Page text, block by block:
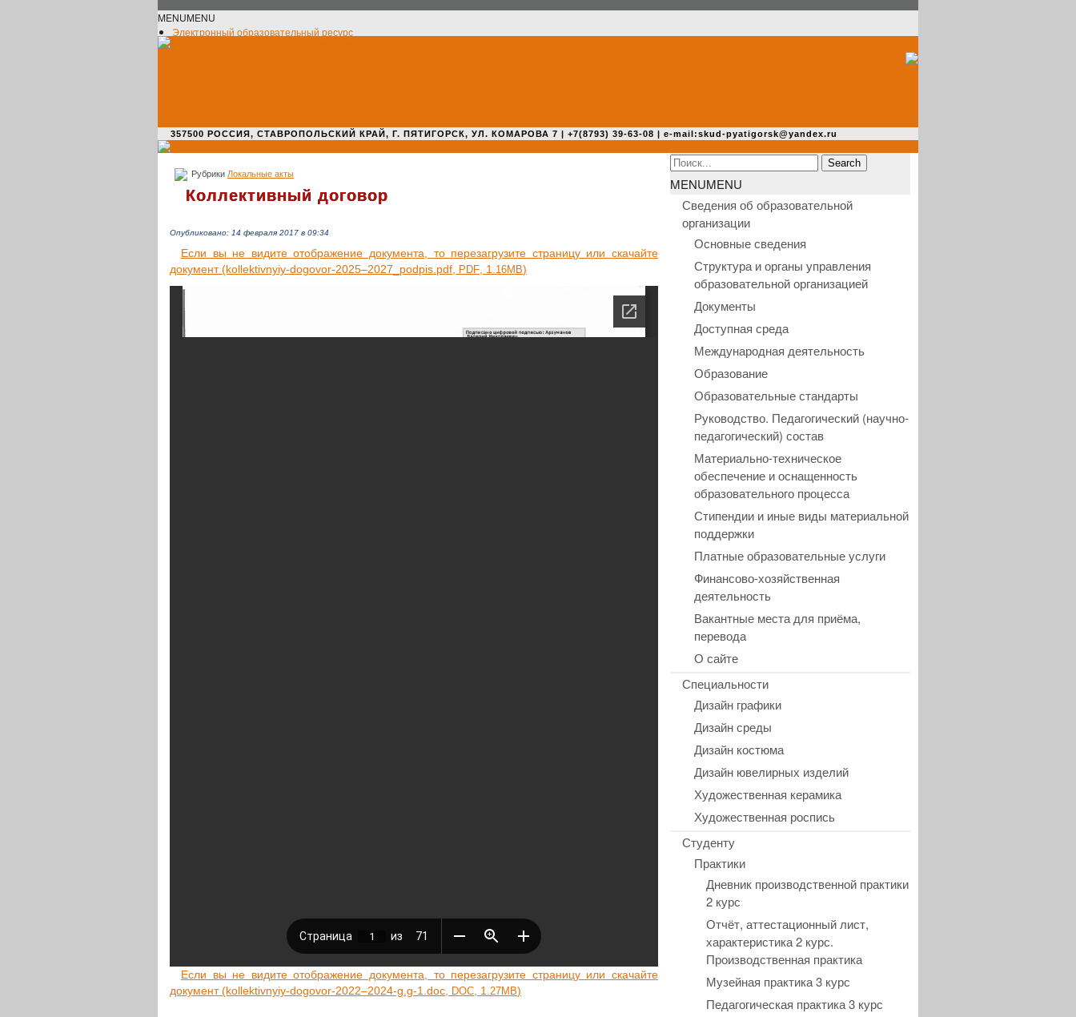
MENUMENU
Электронный образовательный ресурс
357500 РОССИЯ, СТАВРОПОЛЬСКИЙ КРАЙ, Г. ПЯТИГОРСК, УЛ. КОМАРОВА 7 | +7(8793) 39-63-08 | e-mail:skud-pyatigorsk@yandex.ru
Рубрики Локальные акты
Коллективный договор
Опубликовано: 14 февраля 2017 в 09:34
Если вы не видите отоб­ра­же­ние доку­мен­та, то пере­за­гру­зи­те стра­ни­цу или ска­чай­те
доку­мент (kollektivnyiy-dogovor-2025–2027_podpis.pdf,
PDF , 1. 16MB)
Если вы не видите отоб­ра­же­ние доку­мен­та, то пере­за­гру­зи­те стра­ни­цу или ска­чай­те
доку­мент (kollektivnyiy-dogovor-2022–2024‑g.g‑1.doc,
DOC , 1. 27MB)
Search
for:
MENUMENU
Сведения об образовательной
организации
Основные сведения
Структура и органы управления
образовательной организацией
Документы
Доступная среда
Международная деятельность
Образование
Образовательные стандарты
Руководство. Педагогический (научно-
педагогический) состав
Материально-техническое
обеспечение и оснащенность
образовательного процесса
Стипендии и иные виды материальной
поддержки
Платные образовательные услуги
Финансово-хозяйственная
деятельность
Вакантные места для приёма,
перевода
О сайте
Специальности
Дизайн графики
Дизайн среды
Дизайн костюма
Дизайн ювелирных изделий
Художественная керамика
Художественная роспись
Студенту
Практики
Дневник производственной практики
2 курс
Отчёт, аттестационный лист,
характеристика 2 курс.
Производственная практика
Музейная практика 3 курс
Педагогическая практика 3 курс